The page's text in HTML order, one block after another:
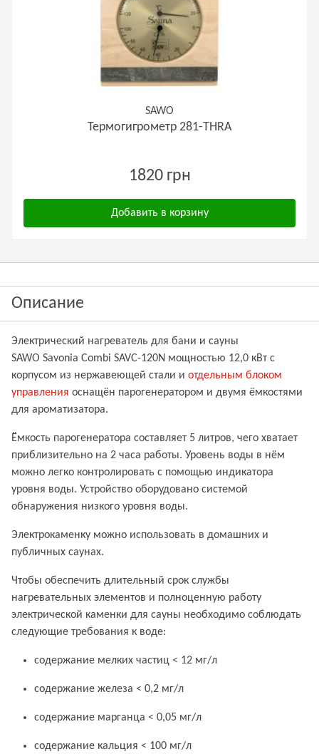
SAWO
Термогигрометр 281-THRA
1820 грн
Добавить в корзину
Описание
Электрический нагреватель для бани и сауны
SAWO Savonia Combi SAVC-120N мощностью 12,0 кВт с
корпусом из нержавеющей стали и отдельным блоком
управления оснащён парогенератором и двумя ёмкостями
для ароматизатора.
Ёмкость парогенератора составляет 5 литров, чего хватает
приблизительно на 2 часа работы. Уровень воды в нём
можно легко контролировать с помощью индикатора
уровня воды. Устройство оборудовано системой
обнаружения низкого уровня воды.
Электрокаменку можно использовать в домашних и
публичных саунах.
Чтобы обеспечить длительный срок службы
нагревательных элементов и полноценную работу
электрической каменки для сауны необходимо соблюдать
следующие требования к воде:
содержание мелких частиц < 12 мг/л
содержание железа < 0,2 мг/л
содержание марганца < 0,05 мг/л
содержание кальция < 100 мг/л